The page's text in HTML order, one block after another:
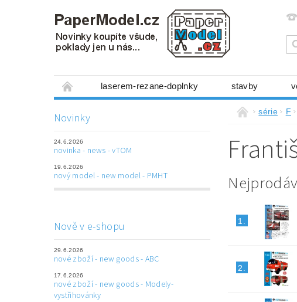
laserem-rezane-doplnky stavby
mechanismy,
laserem řezané doplňky 3D tištěné doplňky
Napište nám
Novinky
24.6.2026
novinka - news - vTOM
19.6.2026
nový model - new model - PMHT
Nově v e-shopu
29.6.2026
nové zboží - new goods - ABC
17.6.2026
nové zboží - new goods - Modely-
vystřihovánky
série F
1.
2.